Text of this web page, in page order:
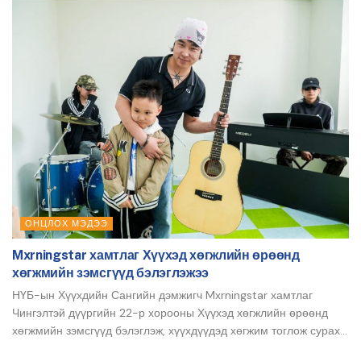
ОНЦЛОХ МЭДЭЭ
Mxrningstar хамтлаг Хүүхэд хөгжлийн өрөөнд
хөгжмийн зэмсгүүд бэлэглэжээ
НҮБ-ын Хүүхдийн Сангийн дэмжигч Mxrningstar хамтлаг
Чингэлтэй дүүргийн 22-р хорооны Хүүхэд хөгжлийн өрөөнд
хөгжмийн зэмсгүүд бэлэглэж, хүүхдүүдэд хөгжим тоглож сурах...